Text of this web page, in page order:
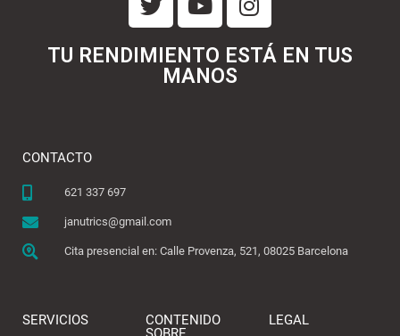
TU RENDIMIENTO ESTÁ EN TUS
MANOS
CONTACTO
621 337 697
janutrics@gmail.com
Cita presencial en: Calle Provenza, 521, 08025 Barcelona
SERVICIOS
CONTENIDO
LEGAL